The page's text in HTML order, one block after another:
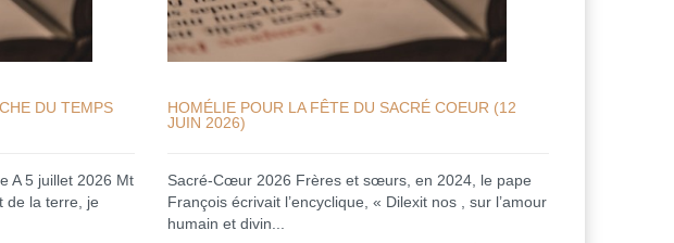
DU TEMPS
A 5 juillet 2026 Mt
de la terre, je
HOMÉLIE POUR LA FÊTE DU SACRÉ COEUR (12
JUIN 2026)
Sacré-Cœur 2026 Frères et sœurs, en 2024, le pape
François écrivait l’encyclique, « Dilexit nos , sur l’amour
humain et divin...